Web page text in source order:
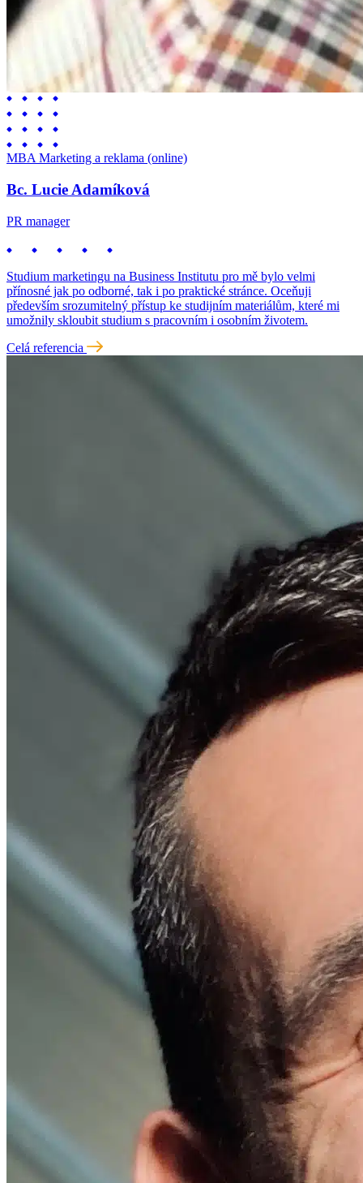
MBA Marketing a reklama (online)
Bc. Lucie Adamíková
PR manager
Studium marketingu na Business Institutu pro mě bylo velmi
přínosné jak po odborné, tak i po praktické stránce. Oceňuji
především srozumitelný přístup ke studijním materiálům, které mi
umožnily skloubit studium s pracovním i osobním životem.
Celá referencia